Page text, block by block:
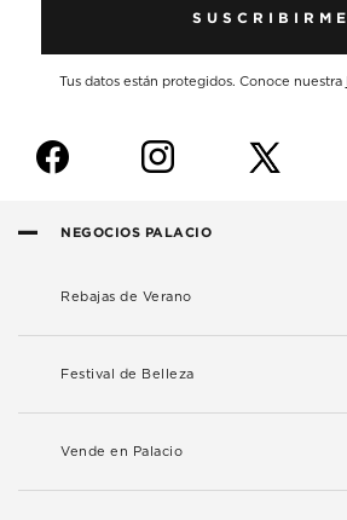
SUSCRIBIRME
Tus datos están protegidos. Conoce nuestra
f i
NEGOCIOS PALACIO
Rebajas de Verano
Festival de Belleza
Vende en Palacio